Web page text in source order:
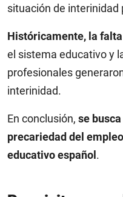
situación de interinidad
Históricamente, la
el sistema educativo y
profesionales
interinidad.
En conclusión, se
precariedad del
educativo español.